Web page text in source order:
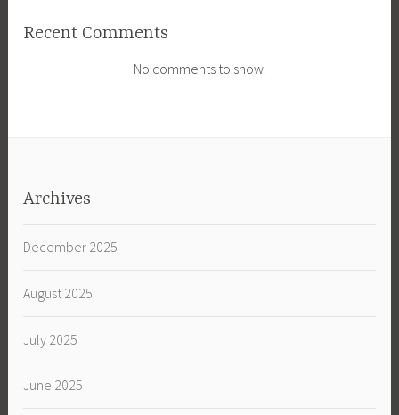
Recent Comments
No comments to show.
Archives
December 2025
August 2025
July 2025
June 2025